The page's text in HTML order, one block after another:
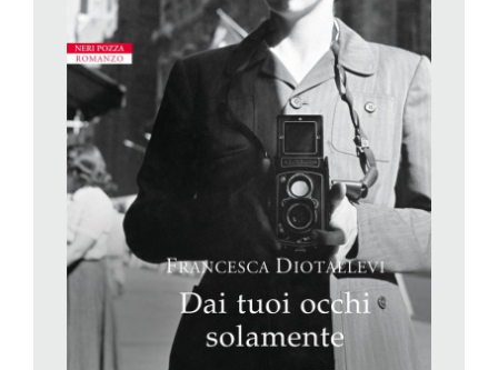
dell’azzurro per la scrittrice danese, che smonta la biografia in
un mosaico di voci. Lasciata al naturale per l’italiana, che
confeziona un romanzo più tradizionale.
Dai tuoi occhi solamente
, torna la passeggiata con i bambini
– sulla spiaggia, questa volta. Tra le dune, vedono un ubriaco –
o forse un poveretto accasciato per un malore. Vivian Maier si
prepara per lo scatto, invece di soccorrerlo. È uno dei pochi
momenti in cui la Miss Maier del documentario e la Miss Maier
del romanzo si somigliano.
Francesca Diotallevi ha studiato, questo è certo – ritroviamo la
disastrosa infanzia, il soggiorno in Francia, tutto quel che ci
deve essere. Aggiunge però un sovrappiù di interpretazione, di
consapevolezza, di retorica (sull’arte, gli artisti, la fotografia, i
derelitti) poco in sintonia con il personaggio. E ancor meno con